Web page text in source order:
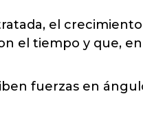
el
el tiempo y que,
fuerzas en